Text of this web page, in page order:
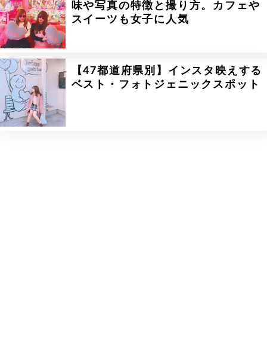
味や写真の特徴と撮り方。カフェや
スイーツも女子に人気
【47都道府県別】インスタ映えする
ベスト・フォトジェニックスポット